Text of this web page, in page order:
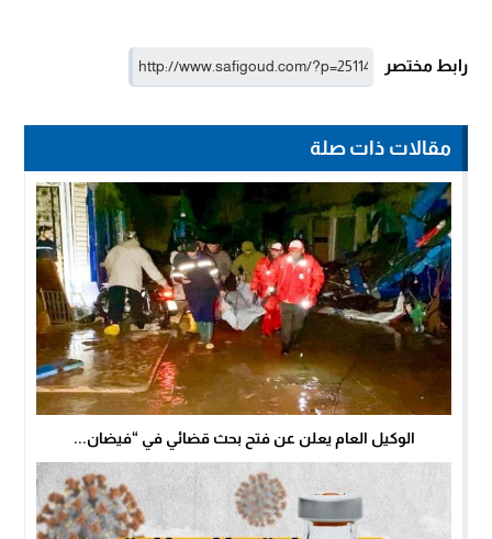
رابط مختصر
مقالات ذات صلة
الوكيل العام يعلن عن فتح بحث قضائي في “فيضان...